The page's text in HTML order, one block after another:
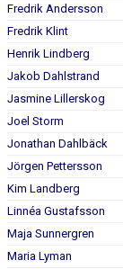
Fredrik Andersson
Fredrik Klint
Henrik Lindberg
Jakob Dahlstrand
Jasmine Lillerskog
Joel Storm
Jonathan Dahlbäck
Jörgen Pettersson
Kim Landberg
Linnéa Gustafsson
Maja Sunnergren
Maria Lyman